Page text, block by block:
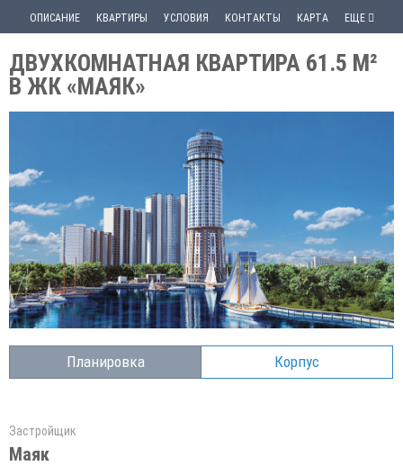
ОПИСАНИЕ КВАРТИРЫ УСЛОВИЯ КОНТАКТЫ КАРТА ЕЩЕ
ДВУХКОМНАТНАЯ КВАРТИРА 61.5 М²
В ЖК «МАЯК»
Планировка Корпус
Застройщик
Маяк